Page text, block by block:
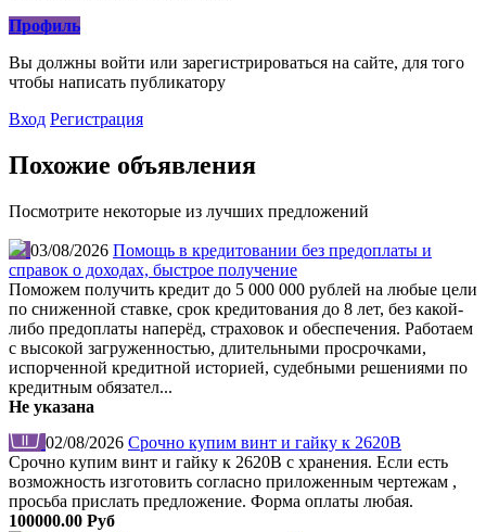
Профиль
Вы должны войти или зарегистрироваться на сайте, для того
чтобы написать публикатору
Вход Регистрация
Похожие объявления
Посмотрите некоторые из лучших предложений
03/08/2026 Помощь в кредитовании без предоплаты и
справок о доходах, быстрое получение
Поможем получить кредит до 5 000 000 рублей на любые цели
по сниженной ставке, срок кредитования до 8 лет, без какой-
либо предоплаты наперёд, страховок и обеспечения. Работаем
с высокой загруженностью, длительными просрочками,
испорченной кредитной историей, судебными решениями по
кредитным обязател...
Не указана
02/08/2026 Срочно купим винт и гайку к 2620В
Срочно купим винт и гайку к 2620В с хранения. Если есть
возможность изготовить согласно приложенным чертежам ,
просьба прислать предложение. Форма оплаты любая.
100000.00 Руб